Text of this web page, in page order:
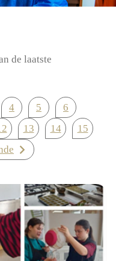
de laatste
4 5
6
13 14
15